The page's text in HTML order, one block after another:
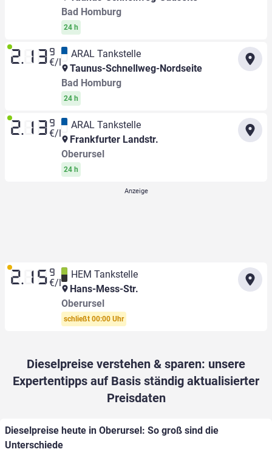
Bad Homburg
24 h
2.13 9
€/l
ARAL Tankstelle
Taunus-Schnellweg-Nordseite
Bad Homburg
24 h
2.13 9
€/l
ARAL Tankstelle
Frankfurter Landstr.
Oberursel
24 h
2.15 9
€/l
HEM Tankstelle
Hans-Mess-Str.
Oberursel
schließt 00:00 Uhr
Dieselpreise verstehen & sparen: unsere
Expertentipps auf Basis ständig aktualisierter
Preisdaten
Dieselpreise heute in Oberursel: So groß sind die
Unterschiede